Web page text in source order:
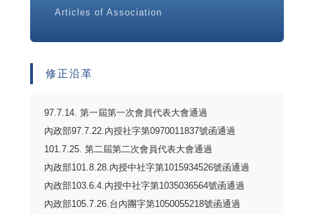
Articles of Association
修正沿革
97.7.14. 第一屆第一次會員代表大會通過
內政部97.7.22.內授社字第0970011837號函通過
101.7.25. 第二屆第二次會員代表大會通過
內政部101.8.28.內授中社字第1015934526號函通過
內政部103.6.4.內授中社字第1035036564號函通過
內政部105.7.26.台內團字第1050055218號函通過